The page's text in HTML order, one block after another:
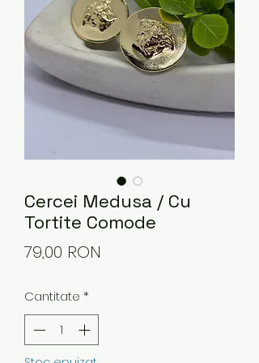
Cercei Medusa / Cu
Tortite Comode
79,00 RON
Cantitate *